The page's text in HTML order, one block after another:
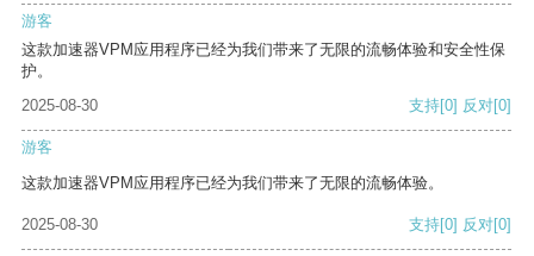
游客
这款加速器VPM应用程序已经为我们带来了无限的流畅体验和安全性保
护。
2025-08-30
支持[0] 反对[0]
游客
这款加速器VPM应用程序已经为我们带来了无限的流畅体验。
2025-08-30 支持[0] 反对[0]